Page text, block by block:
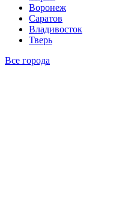
Воронеж
Саратов
Владивосток
Тверь
Все города